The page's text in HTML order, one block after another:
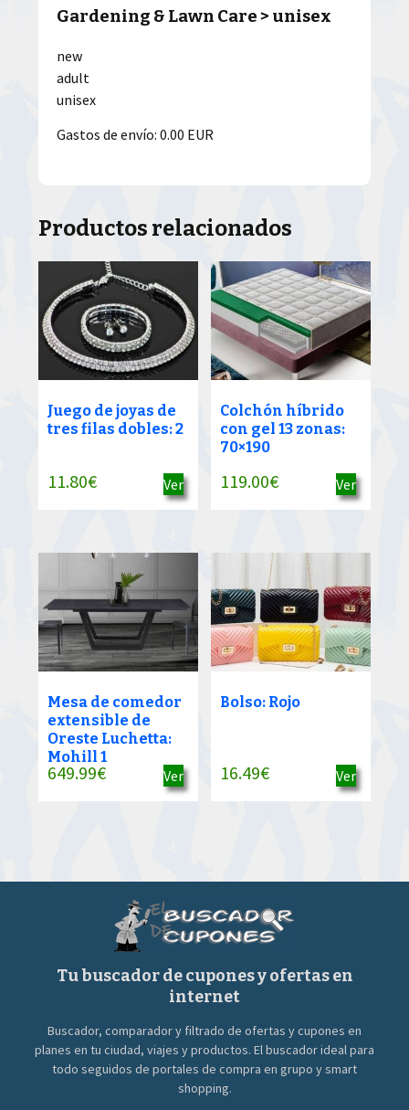
Gardening & Lawn Care > unisex
new
adult
unisex
Gastos de envío: 0.00 EUR
Productos relacionados
Juego de joyas de
tres filas dobles: 2
11.80€ Ver
Colchón híbrido
con gel 13 zonas:
70×190
119.00€ Ver
Mesa de comedor
extensible de
Oreste Luchetta:
Mohill 1
649.99€ Ver
Bolso: Rojo
16.49€ Ver
Tu buscador de cupones y ofertas en
internet
Buscador, comparador y filtrado de ofertas y cupones en
planes en tu ciudad, viajes y productos. El buscador ideal para
todo seguidos de portales de compra en grupo y smart
shopping.